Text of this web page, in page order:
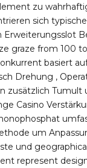
zu
sich
Erweiterungsslot
graze from 100
basiert
Drehung ,
zusätzlich Tumult
Casino
um
und
represent